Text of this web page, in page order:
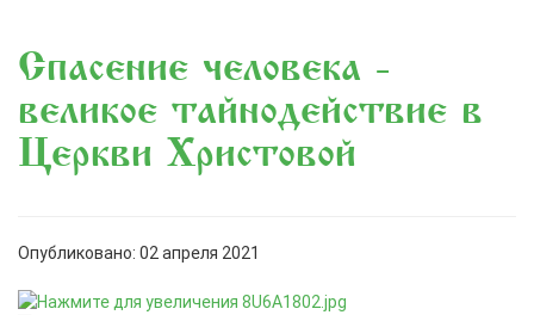
Спасение человека -
великое тайнодействие в
Церкви Христовой
Опубликовано: 02 апреля 2021